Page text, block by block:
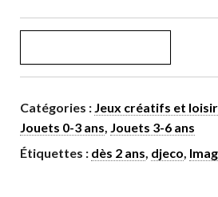
Catégories : Jeux créatifs et
Jouets 0-3 ans Jouets 3-6 ans
Étiquettes : dès 2 ans djeco